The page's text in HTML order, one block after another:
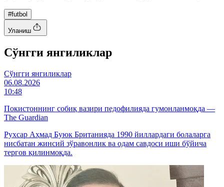
#futbol
Уланиш
Cўнгги янгиликлар
Cўнгги янгиликлар
06.08.2026
10:48
Покистоннинг собиқ вазири педофилияда гумонланмоқда —
The Guardian
Рухсар Аҳмад Буюк Британияда 1990 йиллардаги болаларга
нисбатан жинсий зўравонлик ва одам савдоси иши бўйича
тергов қилинмоқда.